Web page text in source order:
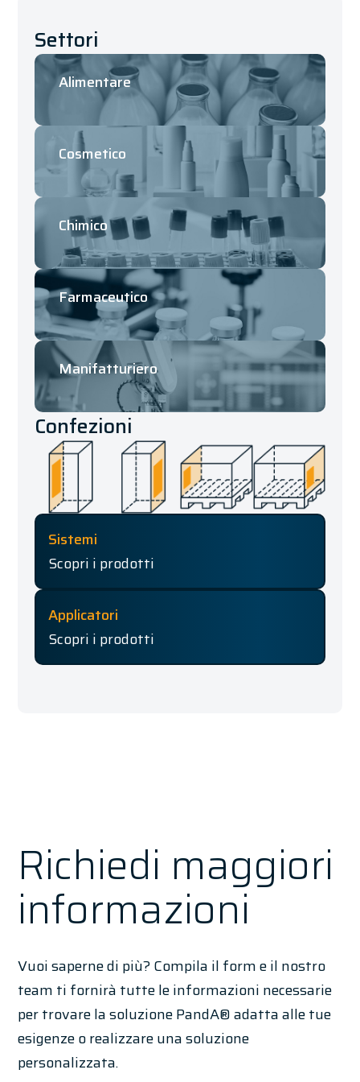
Settori
Alimentare
Cosmetico
Chimico
Farmaceutico
Manifatturiero
Confezioni
Sistemi
Scopri i prodotti
Applicatori
Scopri i prodotti
Richiedi maggiori
informazioni
Vuoi saperne di più? Compila il form e il nostro
team ti fornirà tutte le informazioni necessarie
per trovare la soluzione PandA® adatta alle tue
esigenze o realizzare una soluzione
personalizzata.